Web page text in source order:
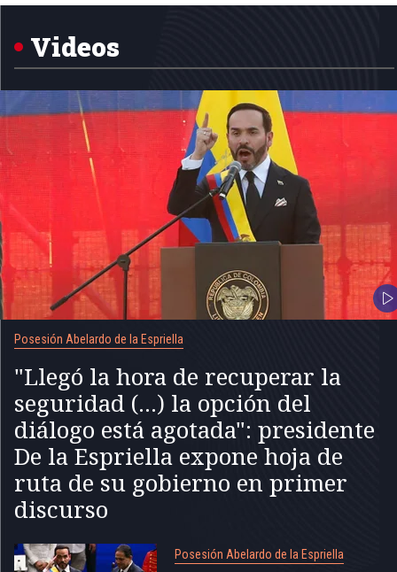
Videos
Posesión Abelardo de la Espriella
"Llegó la hora de recuperar la
seguridad (...) la opción del
diálogo está agotada": presidente
De la Espriella expone hoja de
ruta de su gobierno en primer
discurso
Posesión Abelardo de la Espriella